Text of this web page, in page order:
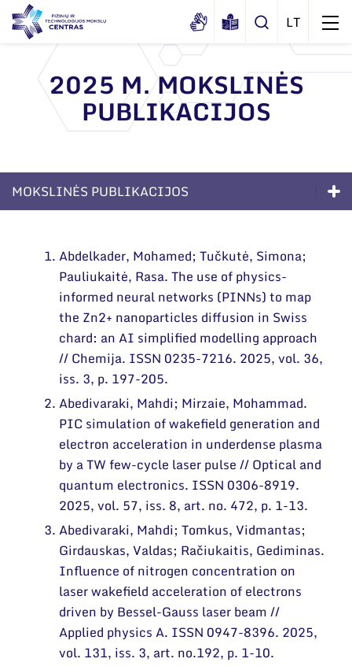
Apie mus
Dokumentai
Sertifikatai ir akreditavimo pažymėjimai
Viešieji pirkimai
Duomenų apsauga
Darbuotojams
Nuorodos
Narystė nacionalinėse ir tarptautinėse
organizacijose bei asociacijose
Administracija
Administraciniai skyriai
Mokslo taryba
Tarptautinė patarėjų taryba
Mokslininkai emeritai
Naujienos
Renginiai
Leidiniai
Bendri rekvizitai
Administracija
Darbuotojų kontaktai
2025 M. MOKSLINĖS
PUBLIKACIJOS
MOKSLINĖS PUBLIKACIJOS
Ilgalaikės programos
Moksliniai skyriai
Mokslinės publikacijos
Mokslo projektai
Patentai
Mokslo renginiai
Informacija studentams
Informacija moksleiviams ir mokytojams
Nuo moksleivio iki mokslininko
Abdelkader, Mohamed; Tučkutė, Simona;
Pauliukaitė, Rasa. The use of physics-
informed neural networks (PINNs) to map
the Zn2+ nanoparticles diffusion in Swiss
chard: an AI simplified modelling approach
// Chemija. ISSN 0235-7216. 2025, vol. 36,
iss. 3, p. 197-205.
Abedivaraki, Mahdi; Mirzaie, Mohammad.
PIC simulation of wakefield generation and
electron acceleration in underdense plasma
by a TW few-cycle laser pulse // Optical and
quantum electronics. ISSN 0306-8919.
2025, vol. 57, iss. 8, art. no. 472, p. 1-13.
Abedivaraki, Mahdi; Tomkus, Vidmantas;
Girdauskas, Valdas; Račiukaitis, Gediminas.
Influence of nitrogen concentration on
laser wakefield acceleration of electrons
driven by Bessel-Gauss laser beam //
Applied physics A. ISSN 0947-8396. 2025,
vol. 131, iss. 3, art. no.192, p. 1-10.